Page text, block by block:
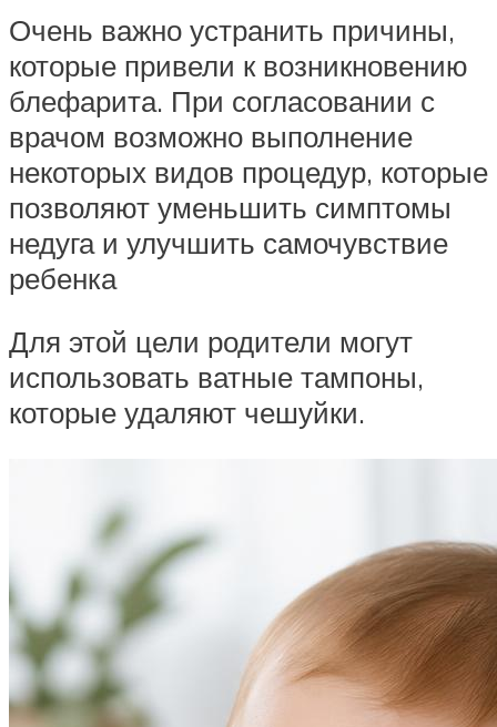
Очень важно устранить причины,
которые привели к возникновению
блефарита. При согласовании с
врачом возможно выполнение
некоторых видов процедур, которые
позволяют уменьшить симптомы
недуга и улучшить самочувствие
ребенка
Для этой цели родители могут
использовать ватные тампоны,
которые удаляют чешуйки.